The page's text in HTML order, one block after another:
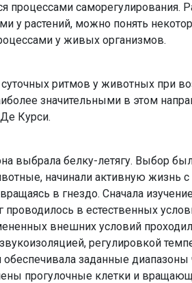
саморегули­рования.
у растений, можно понять
у живых организмов.
ритмов у животных при
значительными в этом
Курси.
выбра­ла белку-летягу. Выбор
начинали активную жизнь
в гнездо. Сначала
проводилось в естественных
внешних условий
регулировкой
заданные
прогулочные клетки и